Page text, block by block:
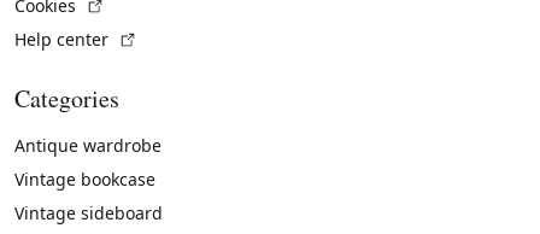
Cookies
Help center
Categories
Antique wardrobe
Vintage bookcase
Vintage sideboard